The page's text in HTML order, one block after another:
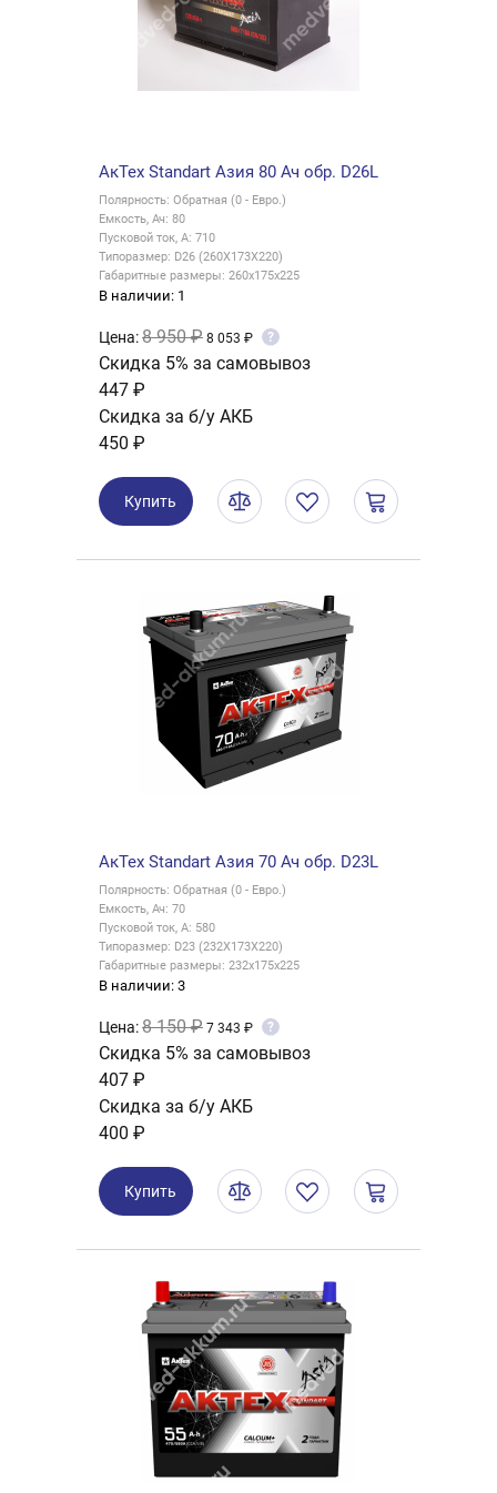
АкТех Standart Азия 80 Ач обр. D26L
Полярность: Обратная (0 - Евро.)
Емкость, Ач: 80
Пусковой ток, А: 710
Типоразмер: D26 (260X173X220)
Габаритные размеры: 260x175x225
В наличии: 1
Цена:8 950 ₽ 8 053 ₽ ?
Скидка 5% за самовывоз
447 ₽
Скидка за б/у АКБ
450 ₽
Купить
АкТех Standart Азия 70 Ач обр. D23L
Полярность: Обратная (0 - Евро.)
Емкость, Ач: 70
Пусковой ток, А: 580
Типоразмер: D23 (232X173X220)
Габаритные размеры: 232x175x225
В наличии: 3
Цена:8 150 ₽ 7 343 ₽ ?
Скидка 5% за самовывоз
407 ₽
Скидка за б/у АКБ
400 ₽
Купить